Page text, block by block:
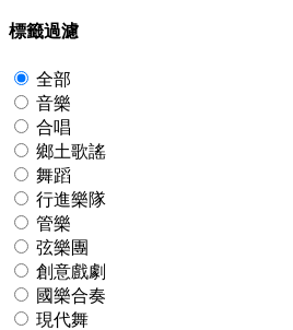
標籤過濾
全部
音樂
合唱
鄉土歌謠
舞蹈
行進樂隊
管樂
弦樂團
創意戲劇
國樂合奏
現代舞